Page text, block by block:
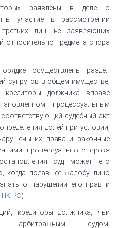
заявлены в деле о
участие в рассмотрении
лиц, не заявляющих
относительно предмета спора
осуществлены раздел
супругов в общем имуществе,
должника вправе
процессуальным
судебный акт
долей при условии,
их права и законные
ими процессуального срока
суд может его
когда подавшее жалобу лицо
о нарушении его прав и
РФ).
кредиторы должника, чьи
арбитражным судом,